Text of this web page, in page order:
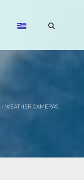
› WEATHER CAMERAS